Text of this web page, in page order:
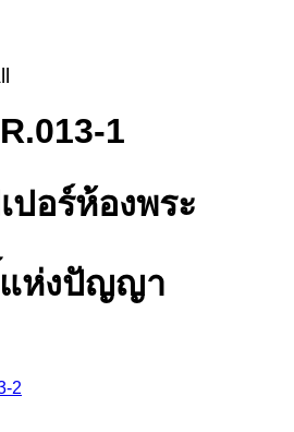
1
ปอร์ห้องพระ
ห่งปัญญา
2